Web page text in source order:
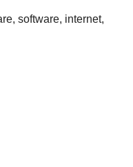
software, internet,